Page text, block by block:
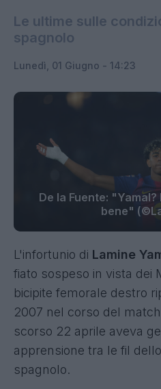
Le ultime sulle
spagnolo
Lunedì, 01 Giugno - 14:23
De la Fuente:
bene"
L'infortunio di Lamine
fiato sospeso in vista dei
bicipite femorale destro
2007 nel corso del
scorso 22 aprile aveva
apprensione tra le fil
spagnolo.